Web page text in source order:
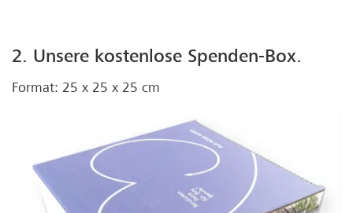
2. Unsere kostenlose Spenden-Box.
Format: 25 x 25 x 25 cm